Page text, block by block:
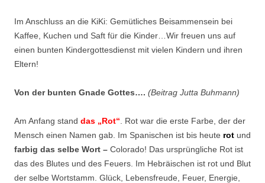
Im Anschluss an die KiKi: Gemütliches Beisammensein bei
Kaffee, Kuchen und Saft für die Kinder…Wir freuen uns auf
einen bunten Kindergottesdienst mit vielen Kindern und ihren
Eltern!
Von der bunten Gnade Gottes…. (Beitrag Jutta Buhmann)
Am Anfang stand das „Rot“ . Rot war die erste Farbe, der der
Mensch einen Namen gab. Im Spanischen ist bis heute rot und
farbig das selbe Wort – Colorado! Das ursprüngliche Rot ist
das des Blutes und des Feuers. Im Hebräischen ist rot und Blut
der selbe Wortstamm. Glück, Lebensfreude, Feuer, Energie,